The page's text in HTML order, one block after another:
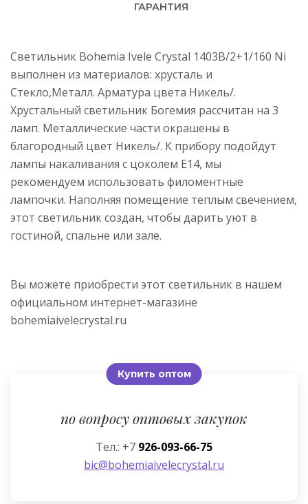
ГАРАНТИЯ
Светильник Bohemia Ivele Crystal 1403B/2+1/160 Ni
выполнен из материалов: хрусталь и
Стекло,Металл. Арматура цвета Никель/.
Хрустальный светильник Богемия рассчитан на 3
ламп. Металлические части окрашены в
благородный цвет Никель/. К прибору подойдут
лампы накаливания с цоколем E14, мы
рекомендуем использовать филоментные
лампочки. Наполняя помещение теплым свечением,
этот светильник создан, чтобы дарить уют в
гостиной, спальне или зале.
Вы можете приобрести этот светильник в нашем
официальном интернет-магазине
bohemiaivelecrystal.ru
Купить оптом
по вопросу оптовых закупок
Тел.: +7 926-093-66-75
bic@bohemiaivelecrystal.ru